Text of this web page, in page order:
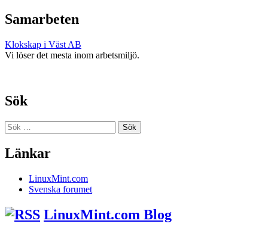
Samarbeten
Klokskap i Väst AB
Vi löser det mesta inom arbetsmiljö.
Sök
Sök
efter:
Länkar
LinuxMint.com
Svenska forumet
LinuxMint.com Blog